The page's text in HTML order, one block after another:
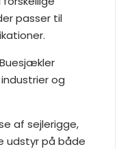
passer til
Buesjækler
og
af sejlerigge,
udstyr på både